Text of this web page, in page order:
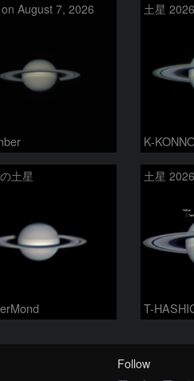
August 7, 2026 土星
K-
土星 土星
T-
Follow